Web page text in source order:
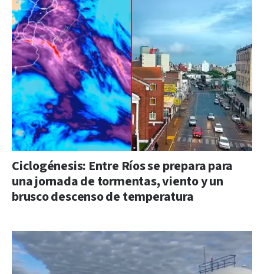
Ciclogénesis: Entre Ríos se prepara para
una jornada de tormentas, viento y un
brusco descenso de temperatura